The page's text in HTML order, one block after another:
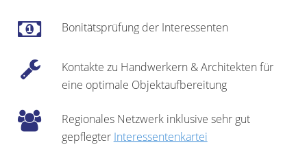
Bonitätsprüfung der Interessenten
Kontakte zu Handwerkern & Architekten für
eine optimale Objektaufbereitung
Regionales Netzwerk inklusive sehr gut
gepflegter Interessentenkartei